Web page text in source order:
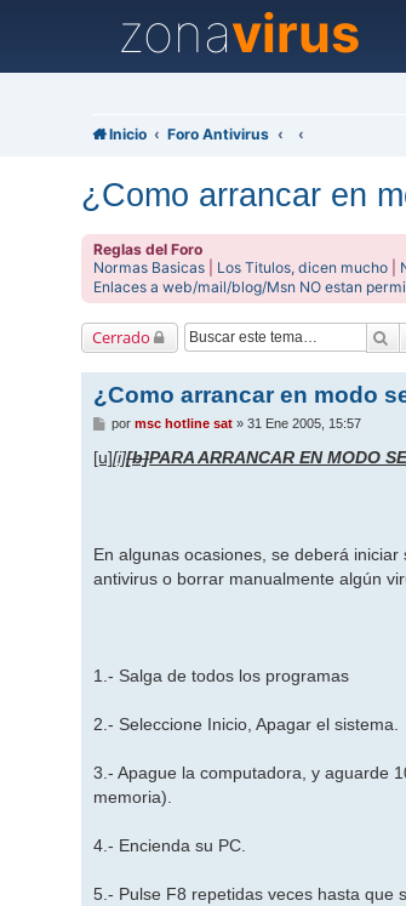
zonavirus
Inicio Foro Antivirus
¿Como arrancar en
Reglas del Foro
Normas Basicas
Los Titulos, dicen mucho
Enlaces a web/mail/blog/Msn NO estan
Cerrado
¿Como arrancar en modo
M
n
s
pormsc hotline sat »31 Ene 2005, 15:57
[u][i][b]PARA ARRANCAR EN MODO
En algunas ocasiones, se deberá
antivirus o borrar manualmente algún
1.- Salga de todos los programas
2.- Seleccione Inicio, Apagar el sistema.
3.- Apague la computadora, y aguarde
memoria).
4.- Encienda su PC.
5.- Pulse F8 repetidas veces hasta que